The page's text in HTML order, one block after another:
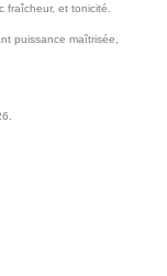
fraîcheur, et tonicité.
puissance maîtrisée,